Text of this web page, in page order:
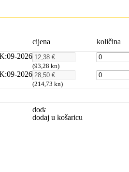
cijena količina
2026
(93,28 kn)
2026
(214,73 kn)
dodaj u košaricu